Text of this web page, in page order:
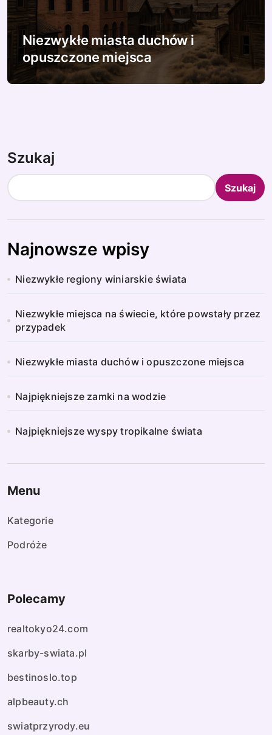
Niezwykłe miasta duchów i
opuszczone miejsca
Szukaj
Szukaj
Najnowsze wpisy
Niezwykłe regiony winiarskie świata
Niezwykłe miejsca na świecie, które powstały przez
przypadek
Niezwykłe miasta duchów i opuszczone miejsca
Najpiękniejsze zamki na wodzie
Najpiękniejsze wyspy tropikalne świata
Menu
Kategorie
Podróże
Polecamy
realtokyo24.com
skarby-swiata.pl
bestinoslo.top
alpbeauty.ch
swiatprzyrody.eu